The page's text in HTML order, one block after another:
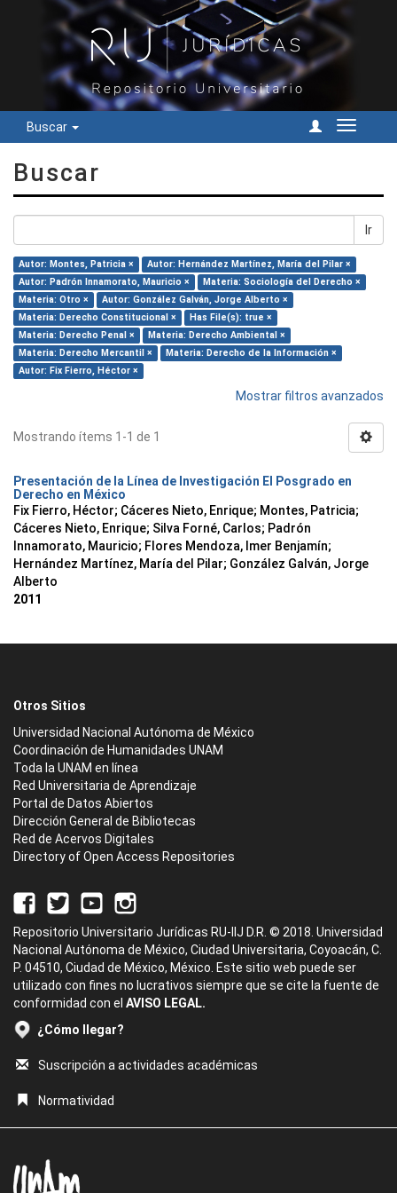
Buscar
Cambiar
Buscar
Ir
Autor: Montes, Patricia ×
Autor: Hernández Martínez, María del Pilar ×
Autor: Padrón Innamorato, Mauricio ×
Materia: Sociología del Derecho ×
Materia: Otro ×
Autor: González Galván, Jorge Alberto ×
Materia: Derecho Constitucional ×
Has File(s): true ×
Materia: Derecho Penal ×
Materia: Derecho Ambiental ×
Materia: Derecho Mercantil ×
Materia: Derecho de la Información ×
Autor: Fix Fierro, Héctor ×
Mostrar filtros avanzados
Mostrando ítems 1-1 de 1
Presentación de la Línea de Investigación El Posgrado en
Derecho en México
Fix Fierro, Héctor; Cáceres Nieto, Enrique; Montes, Patricia;
Cáceres Nieto, Enrique; Silva Forné, Carlos; Padrón
Innamorato, Mauricio; Flores Mendoza, Imer Benjamín;
Hernández Martínez, María del Pilar; González Galván, Jorge
Alberto
2011
Otros Sitios
Universidad Nacional Autónoma de México
Coordinación de Humanidades UNAM
Toda la UNAM en línea
Red Universitaria de Aprendizaje
Portal de Datos Abiertos
Dirección General de Bibliotecas
Red de Acervos Digitales
Directory of Open Access Repositories
Repositorio Universitario Jurídicas RU-IIJ D.R. © 2018. Universidad
Nacional Autónoma de México, Ciudad Universitaria, Coyoacán, C.
P. 04510, Ciudad de México, México. Este sitio web puede ser
utilizado con fines no lucrativos siempre que se cite la fuente de
conformidad con el AVISO LEGAL.
¿Cómo llegar?
Suscripción a actividades académicas
Normatividad